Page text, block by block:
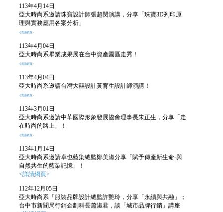
113年4月14日
亞大時尚系邀請珠寶設計師張超閔演講， 分享「珠寶3D列印原
理與實務應用各案分析」
<詳請網頁>
113年4月04日
亞大時尚系畢業成果展在台中資產園區走秀！
<詳請網頁>
113年4月04日
亞大時尚系邀請台灣大囍設計黃育生設計師演講！
<詳請網頁>
113年3月01日
亞大時尚系邀請中華國際形象發展協會理事長朱正生，分享「走
在時尚的路上」！
<詳請網頁>
113年1月14日
亞大時尚系邀請卓也藍染總監鄭美淑分享「賦予傳產新生命-與
自然共生的藍染記憶」！
<詳請網頁>
112年12月05日
亞大時尚系「服裝品牌設計總監許艷玲，分享「永續與共融」；
台中市新聞局行銷企劃科長蕭淑君，談「城市品牌行銷」講座